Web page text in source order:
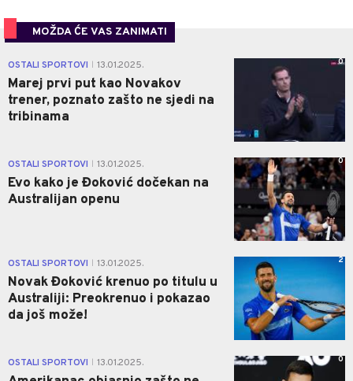
MOŽDA ĆE VAS ZANIMATI
OSTALI SPORTOVI 13.01.2025.
Marej prvi put kao Novakov
trener, poznato zašto ne sjedi na
tribinama
0
OSTALI SPORTOVI 13.01.2025.
Evo kako je Đoković dočekan na
Australijan openu
0
OSTALI SPORTOVI 13.01.2025.
Novak Đoković krenuo po titulu u
Australiji: Preokrenuo i pokazao
da još može!
2
OSTALI SPORTOVI 13.01.2025. 0